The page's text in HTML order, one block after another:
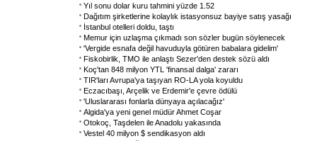
Yıl sonu dolar kuru tahmini yüzde 1.52
Dağıtım şirketlerine kolaylık istasyonsuz bayiye satış yasağı
İstanbul otelleri doldu, taştı
Memur için uzlaşma çıkmadı son sözler bugün söylenecek
'Vergide esnafa değil havuduyla götüren babalara gidelim'
Fiskobirlik, TMO ile anlaştı Sezer'den destek sözü aldı
Koç'tan 848 milyon YTL 'finansal dalga' zararı
TIR'ları Avrupa'ya taşıyan RO-LA yola koyuldu
Eczacıbaşı, Arçelik ve Erdemir'e çevre ödülü
'Uluslararası fonlarla dünyaya açılacağız'
Algida'ya yeni genel müdür Ahmet Coşar
Otokoç, Taşdelen ile Anadolu yakasında
Vestel 40 milyon $ sendikasyon aldı